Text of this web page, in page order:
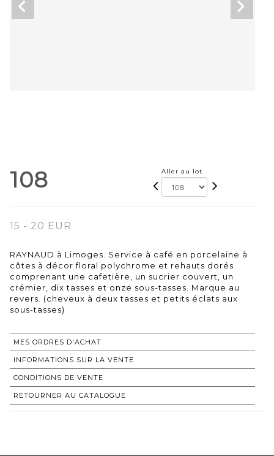
108 Aller au lot
15 - 20 EUR
RAYNAUD à Limoges. Service à café en porcelaine à
côtes à décor floral polychrome et rehauts dorés
comprenant une cafetière, un sucrier couvert, un
crémier, dix tasses et onze sous-tasses. Marque au
revers. (cheveux à deux tasses et petits éclats aux
sous-tasses)
MES ORDRES D'ACHAT
INFORMATIONS SUR LA VENTE
CONDITIONS DE VENTE
RETOURNER AU CATALOGUE